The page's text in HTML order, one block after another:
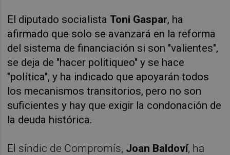
El diputado socialistaToni Gaspar, ha
afirmado que solo se avanzará en la reforma
del sistema de financiación si son "valientes",
se deja de "hacer politiqueo" y se hace
"política", y ha indicado que apoyarán todos
los mecanismos transitorios, pero no son
suficientes y hay que exigir la condonación de
la deuda histórica.
El síndic de Compromís, Joan Baldoví, ha